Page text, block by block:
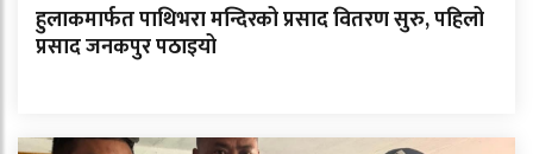
हुलाकमार्फत पाथिभरा मन्दिरको प्रसाद वितरण सुरु, पहिलो
प्रसाद जनकपुर पठाइयो